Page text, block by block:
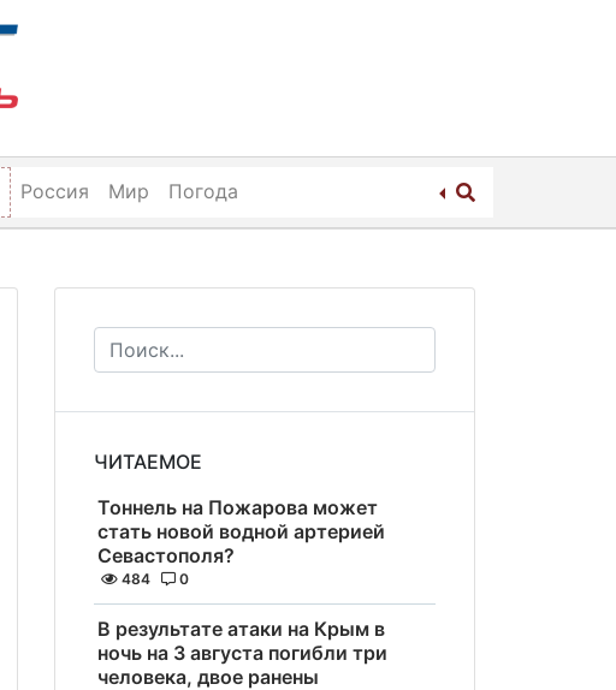
Россия Мир Погода
ЧИТАЕМОЕ
Тоннель на Пожарова может
стать новой водной артерией
Севастополя?
484 0
В результате атаки на Крым в
ночь на 3 августа погибли три
человека, двое ранены